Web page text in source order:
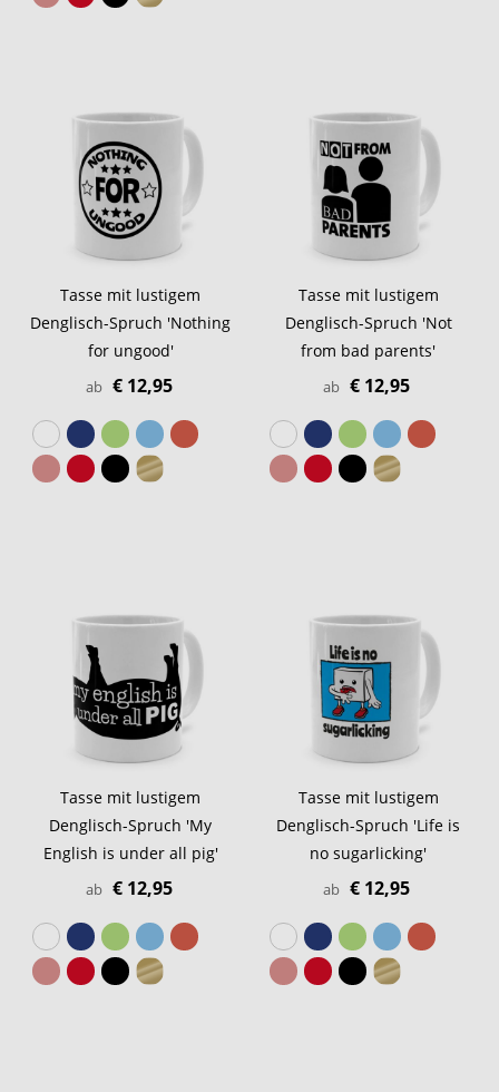
Tasse mit lustigem
Denglisch-Spruch 'Nothing
for ungood'
ab € 12,95
Tasse mit lustigem
Denglisch-Spruch 'Not
from bad parents'
ab € 12,95
Tasse mit lustigem
Denglisch-Spruch 'My
English is under all pig'
ab € 12,95
Tasse mit lustigem
Denglisch-Spruch 'Life is
no sugarlicking'
ab € 12,95